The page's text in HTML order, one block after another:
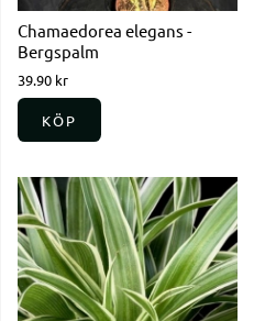
Chamaedorea elegans -
Bergspalm
39.90 kr
KÖP